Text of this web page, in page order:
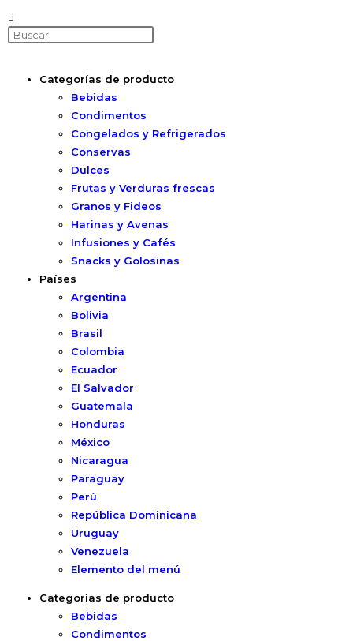
Categorías de producto
Bebidas
Condimentos
Congelados y Refrigerados
Conservas
Dulces
Frutas y Verduras frescas
Granos y Fideos
Harinas y Avenas
Infusiones y Cafés
Snacks y Golosinas
Países
Argentina
Bolivia
Brasil
Colombia
Ecuador
El Salvador
Guatemala
Honduras
México
Nicaragua
Paraguay
Perú
República Dominicana
Uruguay
Venezuela
Elemento del menú
Categorías de producto
Bebidas
Condimentos